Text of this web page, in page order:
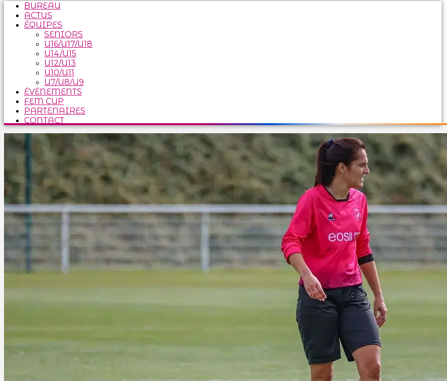
BUREAU
ACTUS
ÉQUIPES
SENIORS
U16/U17/U18
U14/U15
U12/U13
U10/U11
U7/U8/U9
ÉVÉNEMENTS
FEM CUP
PARTENAIRES
CONTACT